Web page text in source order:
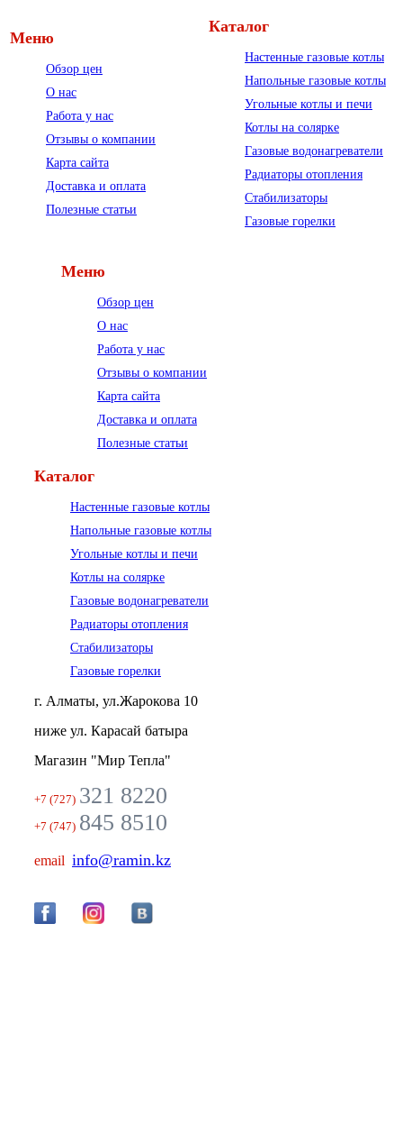
Меню
Обзор цен
О нас
Работа у нас
Отзывы о компании
Карта сайта
Доставка и оплата
Полезные статьи
Каталог
Настенные газовые котлы
Напольные газовые котлы
Угольные котлы и печи
Котлы на солярке
Газовые водонагреватели
Радиаторы отопления
Стабилизаторы
Газовые горелки
Меню
Обзор цен
О нас
Работа у нас
Отзывы о компании
Карта сайта
Доставка и оплата
Полезные статьи
Каталог
Настенные газовые котлы
Напольные газовые котлы
Угольные котлы и печи
Котлы на солярке
Газовые водонагреватели
Радиаторы отопления
Стабилизаторы
Газовые горелки
г. Алматы, ул.Жарокова 10
ниже ул. Карасай батыра
Магазин "Мир Тепла"
+7 (727) 321 8220
+7 (747) 845 8510
email info@ramin.kz